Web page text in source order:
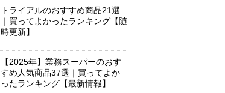
トライアルのおすすめ商品21選
｜買ってよかったランキング【随
時更新】
【2025年】業務スーパーのおす
すめ人気商品37選｜買ってよか
ったランキング【最新情報】